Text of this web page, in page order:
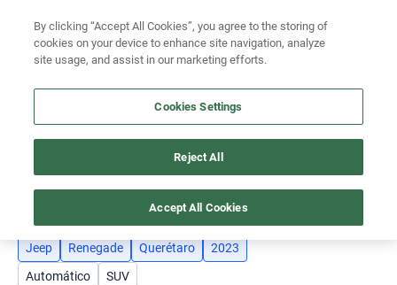
Ubicación
AUTOS JEEP RENEGADE AÑO 2023 QUERÉTARO
Busca por marca
Busca por año
4
Jeep Renegade Querétaro
2023
Automático
SUV
By clicking “Accept All Cookies”, you agree to the storing of
cookies on your device to enhance site navigation, analyze
site usage, and assist in our marketing efforts.
Cookies Settings
Reject All
Accept All Cookies